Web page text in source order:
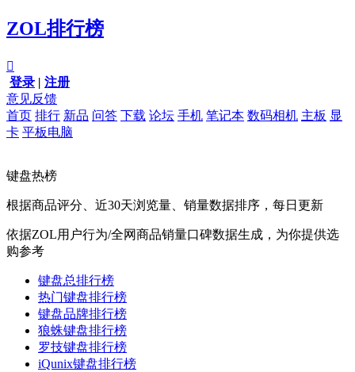
ZOL排行榜

登录 | 注册
意见反馈
首页 排行 新品 问答 下载 论坛 手机 笔记本 数码相机 主板 显
卡 平板电脑
键盘热榜
根据商品评分、近30天浏览量、销量数据排序，每日更新
依据ZOL用户行为/全网商品销量口碑数据生成，为你提供选
购参考
键盘总排行榜
热门键盘排行榜
键盘品牌排行榜
狼蛛键盘排行榜
罗技键盘排行榜
iQunix键盘排行榜